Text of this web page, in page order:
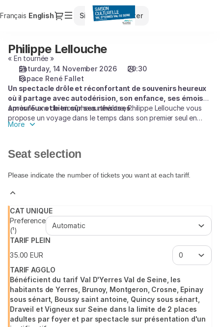
Français Current
English Dialog
Sign in Register
selection
Fallet
14.11.2026
20:30
Philippe
Lellouche]
Culturelle
Val
Seine
Philippe
Lellouche
Philippe Lellouche
« En tournée »
Saturday, 14 November 2026
20:30
Espace René Fallet
Un spectacle drôle et réconfortant de souvenirs heureux
où il partage avec autodérision, son enfance, ses émois
amoureux et bien sûr ses névroses.
Après 15 ans de triomphe au théâtre, Philippe Lellouche vous
propose un voyage dans le temps dans son premier seul en
scène. Un moment de bonheur assumé dont nous avons tous
More
Seat selection
Please indicate the number of tickets you want at each tariff.
CAT UNIQUE
Preference
(¹)
TARIF PLEIN
35.00 EUR
TARIF AGGLO
Bénéficient du tarif Val D'Yerres Val de Seine, les
habitants de Yerres, Brunoy, Montgeron, Crosne, Epinay
sous sénart, Boussy saint antoine, Quincy sous sénart,
Draveil et Vigneux sur Seine dans la limite de 2 places
adultes par foyer et par spectacle sur présentation d'un